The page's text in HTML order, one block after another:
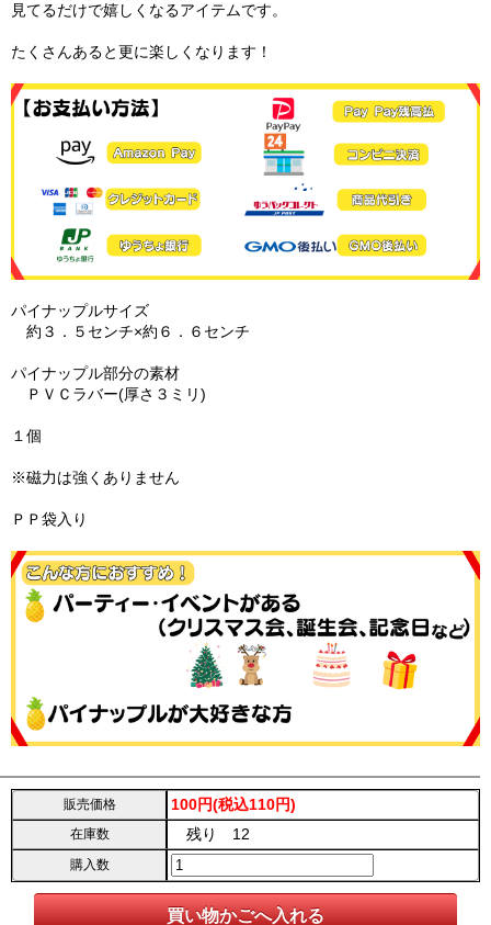
見てるだけで嬉しくなるアイテムです。
たくさんあると更に楽しくなります！
パイナップルサイズ
約３．５センチ×約６．６センチ
パイナップル部分の素材
ＰＶＣラバー(厚さ３ミリ)
１個
※磁力は強くありません
ＰＰ袋入り
販売価格 100円(税込110円)
在庫数 残り 12
購入数